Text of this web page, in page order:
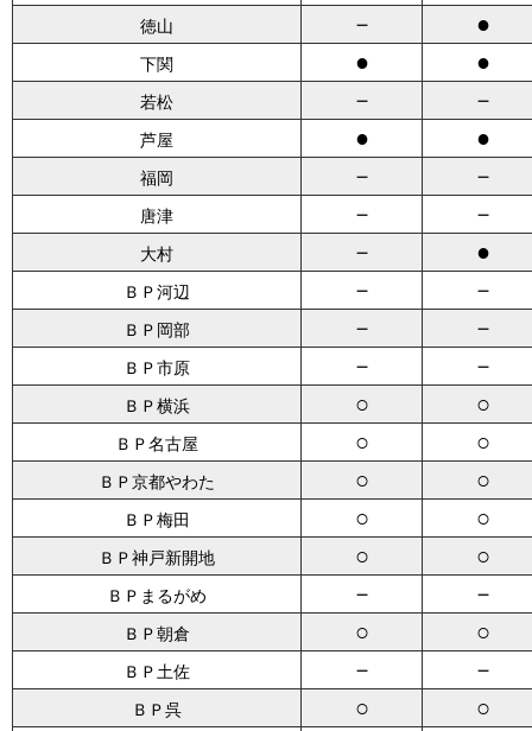
徳山 － ●
下関 ● ●
若松 － －
芦屋 ● ●
福岡 － －
唐津 － －
大村 － ●
ＢＰ河辺 － －
ＢＰ岡部 － －
ＢＰ市原 － －
ＢＰ横浜 ○ ○
ＢＰ名古屋 ○ ○
ＢＰ京都やわた ○ ○
ＢＰ梅田 ○ ○
ＢＰ神戸新開地 ○ ○
ＢＰまるがめ － －
ＢＰ朝倉 ○ ○
ＢＰ土佐 － －
ＢＰ呉 ○ ○